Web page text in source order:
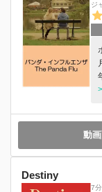
ジ
動
Destiny
7分